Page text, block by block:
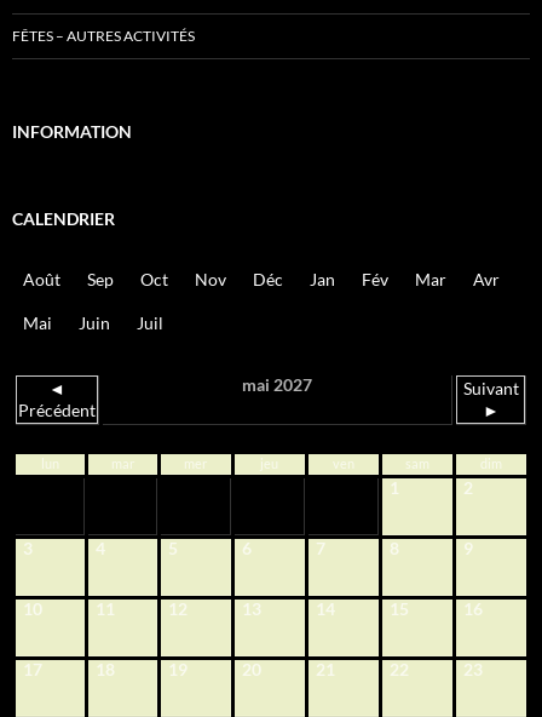
FÊTES – AUTRES ACTIVITÉS
INFORMATION
CALENDRIER
Août Sep Oct Nov Déc Jan Fév Mar Avr
Mai Juin Juil
◄
Précédent
mai 2027
Suivant
►
lun mar mer jeu ven sam dim
1 2
3 4 5 6 7 8 9
10 11 12 13 14 15 16
17 18 19 20 21 22 23